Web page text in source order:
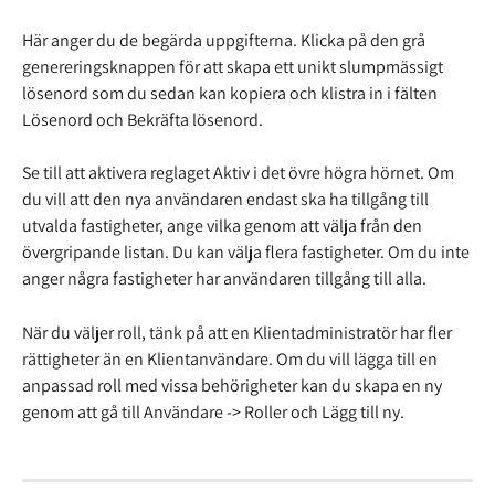
Här anger du de begärda uppgifterna. Klicka på den grå
genereringsknappen för att skapa ett unikt slumpmässigt
lösenord som du sedan kan kopiera och klistra in i fälten
Lösenord och Bekräfta lösenord.
Se till att aktivera reglaget Aktiv i det övre högra hörnet. Om
du vill att den nya användaren endast ska ha tillgång till
utvalda fastigheter, ange vilka genom att välja från den
övergripande listan. Du kan välja flera fastigheter. Om du inte
anger några fastigheter har användaren tillgång till alla.
När du väljer roll, tänk på att en Klientadministratör har fler
rättigheter än en Klientanvändare. Om du vill lägga till en
anpassad roll med vissa behörigheter kan du skapa en ny
genom att gå till Användare -> Roller och Lägg till ny.